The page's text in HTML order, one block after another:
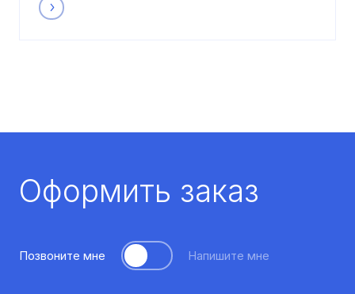
Оформить заказ
Позвоните мне Напишите мне